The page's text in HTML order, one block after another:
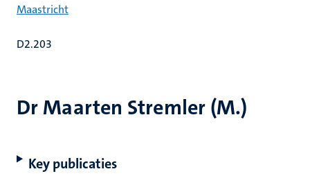
Dr Maarten Stremler (M.)
Key publicaties
Maastricht
D2.203